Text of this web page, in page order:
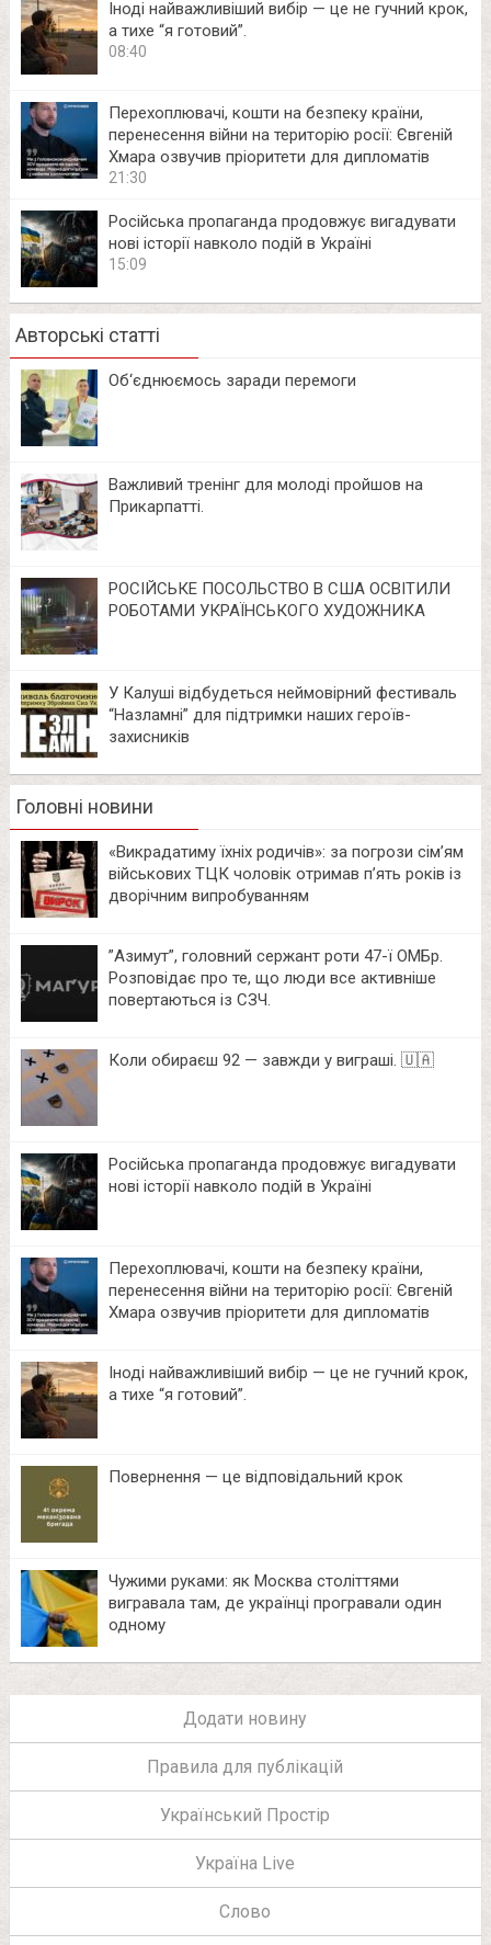
Іноді найважливіший вибір — це не гучний крок,
а тихе “я готовий”.
08:40
Перехоплювачі, кошти на безпеку країни,
перенесення війни на територію росії: Євгеній
Хмара озвучив пріоритети для дипломатів
21:30
Російська пропаганда продовжує вигадувати
нові історії навколо подій в Україні
15:09
Авторські статті
Об‘єднюємось заради перемоги
Важливий тренінг для молоді пройшов на
Прикарпатті.
РОСІЙСЬКЕ ПОСОЛЬСТВО В США ОСВІТИЛИ
РОБОТАМИ УКРАЇНСЬКОГО ХУДОЖНИКА
У Калуші відбудеться неймовірний фестиваль
“Назламні” для підтримки наших героїв-
захисників
Головні новини
«Викрадатиму їхніх родичів»: за погрози сім’ям
військових ТЦК чоловік отримав п’ять років із
дворічним випробуванням
⁨”Азимут”, головний сержант роти 47-ї ОМБр.
Розповідає про те, що люди все активніше
повертаються із СЗЧ.
Коли обираєш 92 — завжди у виграші. 🇺🇦
Російська пропаганда продовжує вигадувати
нові історії навколо подій в Україні
Перехоплювачі, кошти на безпеку країни,
перенесення війни на територію росії: Євгеній
Хмара озвучив пріоритети для дипломатів
Іноді найважливіший вибір — це не гучний крок,
а тихе “я готовий”.
Повернення — це відповідальний крок
Чужими руками: як Москва століттями
вигравала там, де українці програвали один
одному
Додати новину
Правила для публікацій
Український Простір
Україна Live
Слово